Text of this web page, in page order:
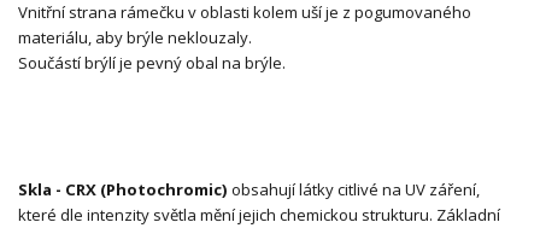
Vnitřní strana rámečku v oblasti kolem uší je z pogumovaného
materiálu, aby brýle neklouzaly.
Součástí brýlí je pevný obal na brýle.
Skla - CRX (Photochromic) obsahují látky citlivé na UV záření,
které dle intenzity světla mění jejich chemickou strukturu. Základní